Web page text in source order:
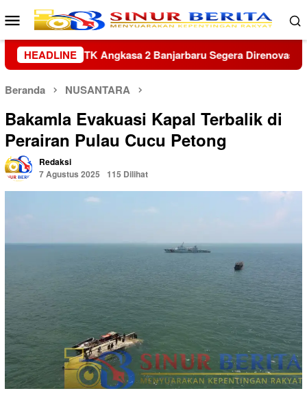
Loncat
ke
konten
Menu
Mobile
HEADLINE
Direnovasi Kapolres Sambas Silaturahmi ke
Beranda NUSANTARA
Bakamla Evakuasi Kapal Terbalik di
Perairan Pulau Cucu Petong
Redaksi
7 Agustus 2025
115 Dilihat